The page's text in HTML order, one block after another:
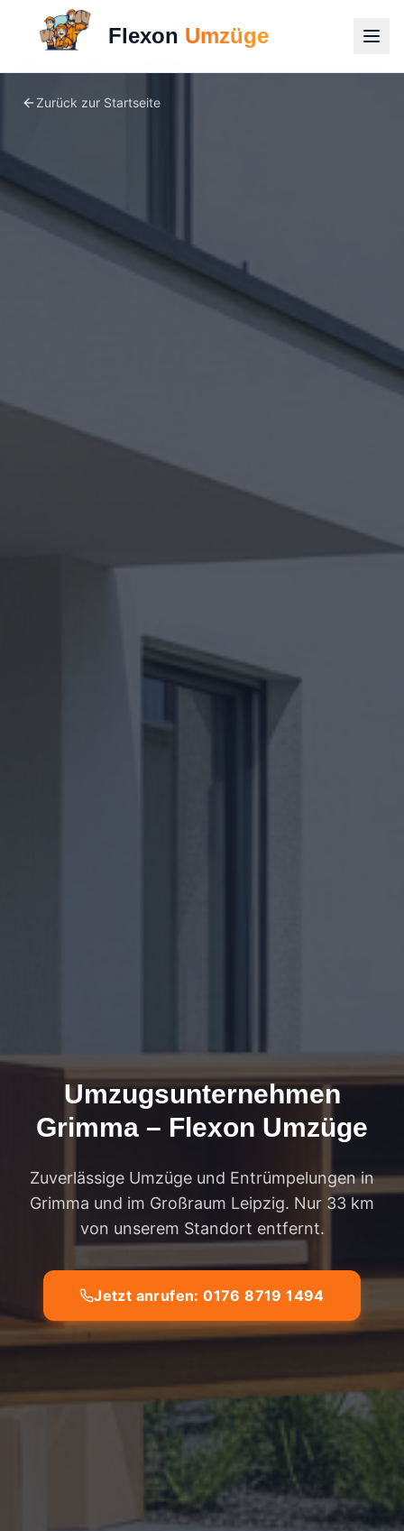
Flexon Umzüge
Zurück zur Startseite
Umzugsunternehmen
Grimma – Flexon Umzüge
Zuverlässige Umzüge und Entrümpelungen in
Grimma und im Großraum Leipzig. Nur 33 km
von unserem Standort entfernt.
Jetzt anrufen: 0176 8719 1494